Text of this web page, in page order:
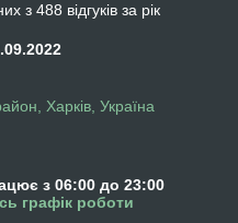
з 488 відгуків за рік
Харків, Україна
з 06:00 до 23:00
графік роботи